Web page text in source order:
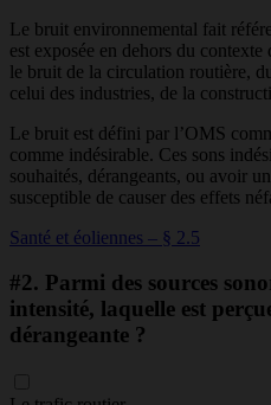
Le bruit environnemental fait
est exposée en dehors du
le bruit de la circulation routière,
celui des industries, de la
Le bruit est défini par l’OMS
comme indésirable. Ces sons
souhaités, dérangeants, ou avoir
susceptible de causer des effets
Santé et éoliennes – § 2.5
#2. Parmi des sources
intensité, laquelle est
dérangeante ?